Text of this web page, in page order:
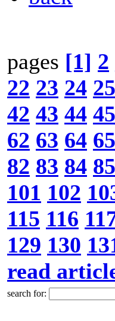
pages [1] 2
22 23 24 25
42 43 44 45
62 63 64 65
82 83 84 85
101 102
115 116
129 130
read
search for: